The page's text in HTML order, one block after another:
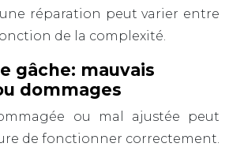
réparation peut varier entre
de la complexité.
gâche: mauvais
dommages
ou mal ajustée peut
de fonctionner correctement.